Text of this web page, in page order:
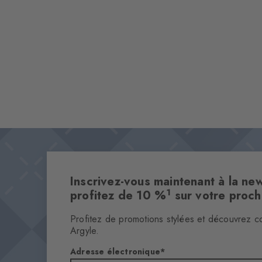
Inscrivez-vous maintenant à la
profitez de 10 %1 sur votre
Profitez de promotions stylées et découvrez
Argyle.
Adresse électronique